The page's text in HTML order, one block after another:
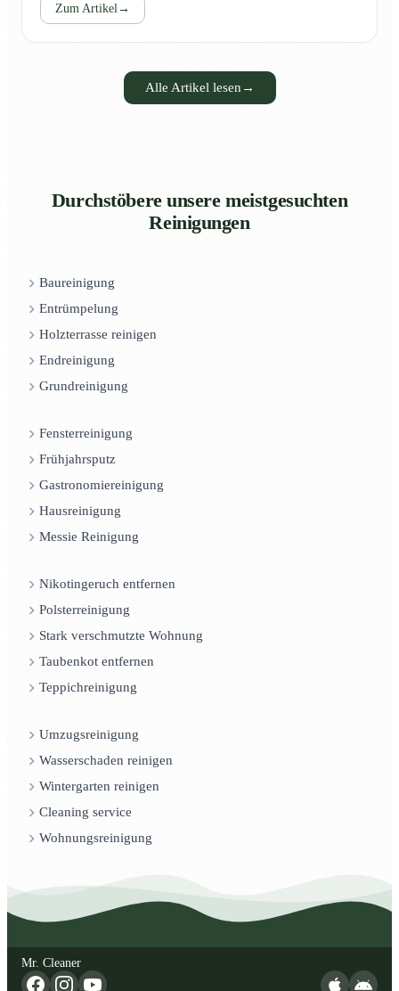
Zum Artikel→
Alle Artikel lesen →
Durchstöbere unsere meistgesuchten
Reinigungen
Baureinigung
Entrümpelung
Holzterrasse reinigen
Endreinigung
Grundreinigung
Fensterreinigung
Frühjahrsputz
Gastronomiereinigung
Hausreinigung
Messie Reinigung
Nikotingeruch entfernen
Polsterreinigung
Stark verschmutzte Wohnung
Taubenkot entfernen
Teppichreinigung
Umzugsreinigung
Wasserschaden reinigen
Wintergarten reinigen
Cleaning service
Wohnungsreinigung
Mr. Cleaner